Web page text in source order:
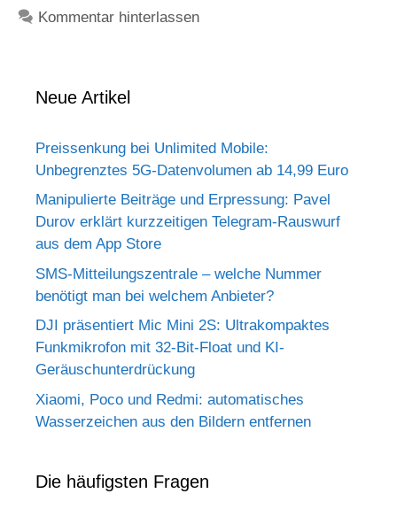
Kommentar hinterlassen
Neue Artikel
Preissenkung bei Unlimited Mobile:
Unbegrenztes 5G-Datenvolumen ab 14,99 Euro
Manipulierte Beiträge und Erpressung: Pavel
Durov erklärt kurzzeitigen Telegram-Rauswurf
aus dem App Store
SMS-Mitteilungszentrale – welche Nummer
benötigt man bei welchem Anbieter?
DJI präsentiert Mic Mini 2S: Ultrakompaktes
Funkmikrofon mit 32-Bit-Float und KI-
Geräuschunterdrückung
Xiaomi, Poco und Redmi: automatisches
Wasserzeichen aus den Bildern entfernen
Die häufigsten Fragen